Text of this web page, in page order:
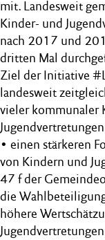
mit. Landesweit
Kinder- und
nach 2017 und
dritten Mal
Ziel der Initiative
landesweit
vieler kommunaler
• einen stärkeren
von Kindern und
47 f der
die
höhere